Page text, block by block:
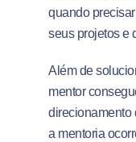
quando
seus projetos e
Além de
mentor
direcionamento
a mentoria